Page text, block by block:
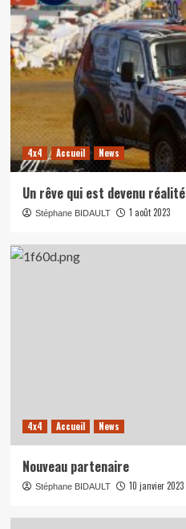
4x4 Accueil News
Un rêve qui est devenu réalité
Stéphane BIDAULT 1 août 2023
4x4 Accueil News
Nouveau partenaire
Stéphane BIDAULT 10 janvier 2023